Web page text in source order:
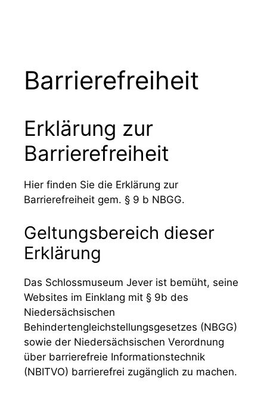
Barrierefreiheit
Erklärung zur
Barrierefreiheit
Hier finden Sie die Erklärung zur
Barrierefreiheit gem. § 9 b NBGG.
Geltungsbereich dieser
Erklärung
Das Schlossmuseum Jever ist bemüht, seine
Websites im Einklang mit § 9b des
Niedersächsischen
Behindertengleichstellungsgesetzes (NBGG)
sowie der Niedersächsischen Verordnung
über barrierefreie Informationstechnik
(NBITVO) barrierefrei zugänglich zu machen.